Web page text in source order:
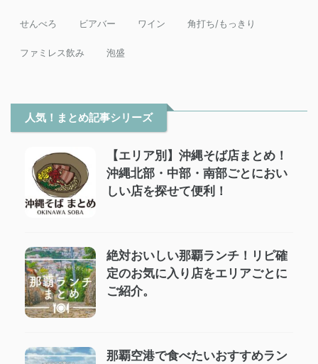
せんべろ ビアバー ワイン 角打ち/もっきり
ファミレス飲み 泡盛
人気！まとめ記事シリーズ
【エリア別】沖縄そば店まとめ！
沖縄北部・中部・南部ごとにおい
しい店を探せて便利！
絶対おいしい那覇ランチ！リピ確
定のお気に入り店をエリアごとに
ご紹介。
那覇空港で食べたいおすすめラン